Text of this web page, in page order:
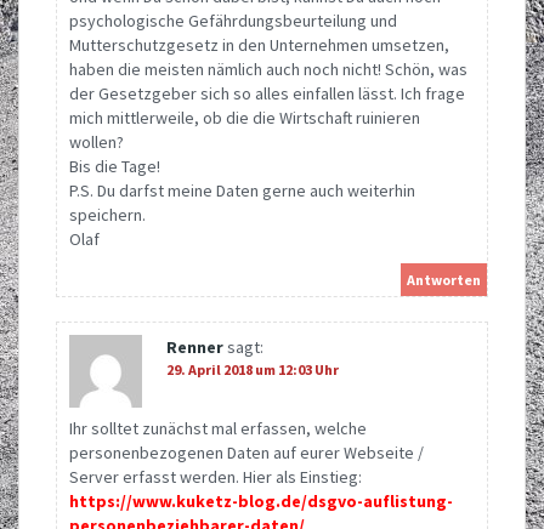
psychologische Gefährdungsbeurteilung und
Mutterschutzgesetz in den Unternehmen umsetzen,
haben die meisten nämlich auch noch nicht! Schön, was
der Gesetzgeber sich so alles einfallen lässt. Ich frage
mich mittlerweile, ob die die Wirtschaft ruinieren
wollen?
Bis die Tage!
P.S. Du darfst meine Daten gerne auch weiterhin
speichern.
Olaf
Antworten
Rennersagt:
29. April 2018 um 12:03 Uhr
Ihr solltet zunächst mal erfassen, welche
personenbezogenen Daten auf eurer Webseite /
Server erfasst werden. Hier als Einstieg:
https://www.kuketz-blog.de/dsgvo-auflistung-